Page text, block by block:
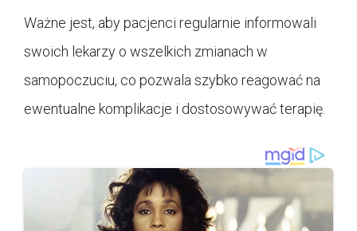
Ważne jest, aby pacjenci regularnie informowali
swoich lekarzy o wszelkich zmianach w
samopoczuciu, co pozwala szybko reagować na
ewentualne komplikacje i dostosowywać terapię.